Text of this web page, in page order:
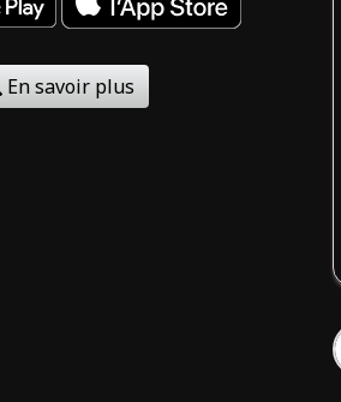
En savoir plus